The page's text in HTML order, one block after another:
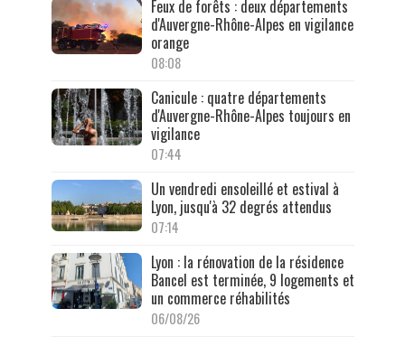
Feux de forêts : deux départements
d'Auvergne-Rhône-Alpes en vigilance
orange
08:08
Canicule : quatre départements
d'Auvergne-Rhône-Alpes toujours en
vigilance
07:44
Un vendredi ensoleillé et estival à
Lyon, jusqu'à 32 degrés attendus
07:14
Lyon : la rénovation de la résidence
Bancel est terminée, 9 logements et
un commerce réhabilités
06/08/26